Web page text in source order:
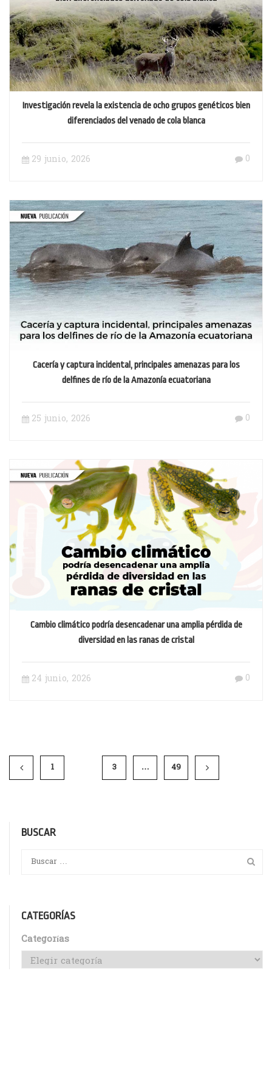
Investigación revela la existencia de ocho grupos genéticos bien
diferenciados del venado de cola blanca
29 junio, 2026 0
Cacería y captura incidental, principales amenazas para los
delfines de río de la Amazonía ecuatoriana
25 junio, 2026 0
Cambio climático podría desencadenar una amplia pérdida de
diversidad en las ranas de cristal
24 junio, 2026 0
1 3 … 49
BUSCAR
CATEGORÍAS
Categorías